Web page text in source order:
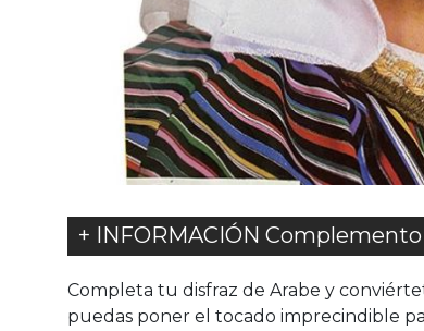
+ INFORMACIÓN
Completa tu disfraz de Arabe y
puedas poner el tocado imprecindible